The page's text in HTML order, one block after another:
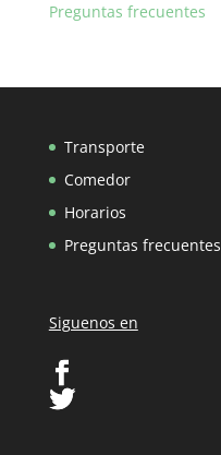
Preguntas frecuentes
Transporte
Comedor
Horarios
Preguntas frecuentes
Siguenos en